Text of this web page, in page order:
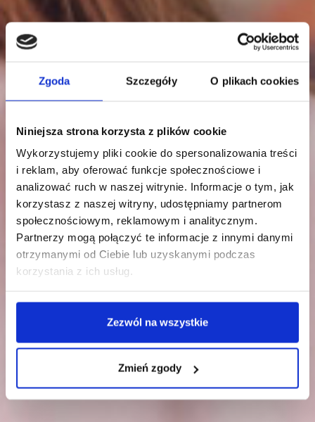
Zgoda Szczegóły O plikach cookies
Niniejsza strona korzysta z plików cookie
Wykorzystujemy pliki cookie do spersonalizowania treści
i reklam, aby oferować funkcje społecznościowe i
analizować ruch w naszej witrynie. Informacje o tym, jak
korzystasz z naszej witryny, udostępniamy partnerom
społecznościowym, reklamowym i analitycznym.
Partnerzy mogą połączyć te informacje z innymi danymi
otrzymanymi od Ciebie lub uzyskanymi podczas
korzystania z ich usług.
Zezwól na wszystkie
Zmień zgody